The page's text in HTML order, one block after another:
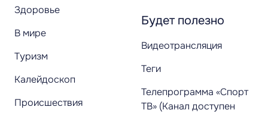
Здоровье
В мире
Туризм
Калейдоскоп
Происшествия
Будет полезно
Видеотрансляция
Теги
Телепрограмма «Спорт
ТВ» (Канал доступен